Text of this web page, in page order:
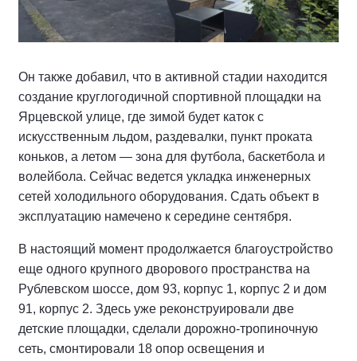
Он также добавил, что в активной стадии находится
создание круглогодичной спортивной площадки на
Ярцевской улице, где зимой будет каток с
искусственным льдом, раздевалки, пункт проката
коньков, а летом — зона для футбола, баскетбола и
волейбола. Сейчас ведется укладка инженерных
сетей холодильного оборудования. Сдать объект в
эксплуатацию намечено к середине сентября.
В настоящий момент продолжается благоустройство
еще одного крупного дворового пространства на
Рублевском шоссе, дом 93, корпус 1, корпус 2 и дом
91, корпус 2. Здесь уже реконструировали две
детские площадки, сделали дорожно-тропиночную
сеть, смонтировали 18 опор освещения и